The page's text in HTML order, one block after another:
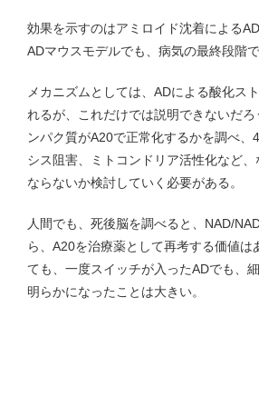
効果を示すのはアミロイド沈着による
ADマウスモデルでも、病気の最終段階
メカニズムとしては、ADによる酸化ス
れるが、これだけでは説明できないだ
ンパク質がA20で正常化するかを調べ
シス阻害、ミトコンドリア活性化など
ならないか検討していく必要がある。
人間でも、死後脳を調べると、NAD/
ら、A20を治療薬として再考する価値
ても、一度スイッチが入ったADでも、
明らかになったことは大きい。